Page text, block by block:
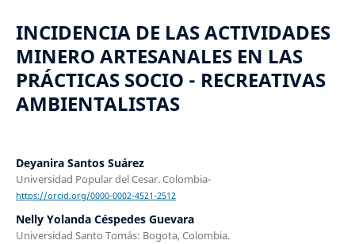
INCIDENCIA DE LAS ACTIVIDADES
MINERO ARTESANALES EN LAS
PRÁCTICAS SOCIO - RECREATIVAS
AMBIENTALISTAS
Deyanira Santos Suárez
Universidad Popular del Cesar. Colombia-
https://orcid.org/0000-0002-4521-2512
Nelly Yolanda Céspedes Guevara
Universidad Santo Tomás: Bogota, Colombia.